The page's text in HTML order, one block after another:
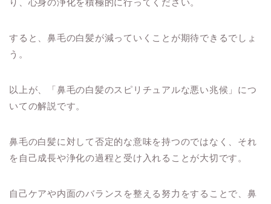
り、心身の浄化を積極的に行ってください。
すると、鼻毛の白髪が減っていくことが期待できるでしょ
う。
以上が、「鼻毛の白髪のスピリチュアルな悪い兆候」につ
いての解説です。
鼻毛の白髪に対して否定的な意味を持つのではなく、それ
を自己成長や浄化の過程と受け入れることが大切です。
自己ケアや内面のバランスを整える努力をすることで、鼻